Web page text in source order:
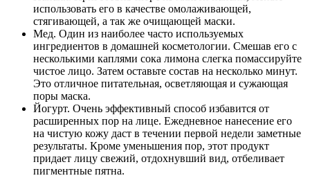
использовать его в качестве омолаживающей,
стягивающей, а так же очищающей маски.
Мед. Один из наиболее часто используемых
ингредиентов в домашней косметологии. Смешав его с
несколькими каплями сока лимона слегка помассируйте
чистое лицо. Затем оставьте состав на несколько минут.
Это отличное питательная, осветляющая и сужающая
поры маска.
Йогурт. Очень эффективный способ избавится от
расширенных пор на лице. Ежедневное нанесение его
на чистую кожу даст в течении первой недели заметные
результаты. Кроме уменьшения пор, этот продукт
придает лицу свежий, отдохнувший вид, отбеливает
пигментные пятна.